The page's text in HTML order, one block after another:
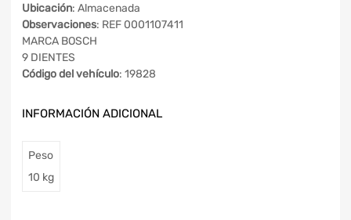
Ubicación: Almacenada
Observaciones: REF 0001107411
MARCA BOSCH
9 DIENTES
Código del vehículo: 19828
INFORMACIÓN ADICIONAL
Peso
10 kg